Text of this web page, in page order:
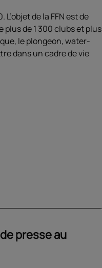
de la FFN est de
de 1 300 clubs et plus
le plongeon, water-
dans un cadre de vie
presse au